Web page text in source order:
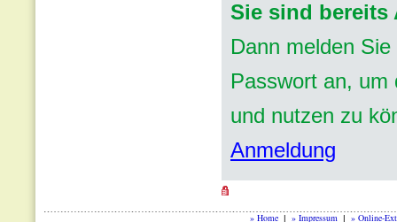
Sie sind bereits
Dann melden
Passwort an, um
und nutzen zu
Anmeldung
» Home | » Impressum | » Online-